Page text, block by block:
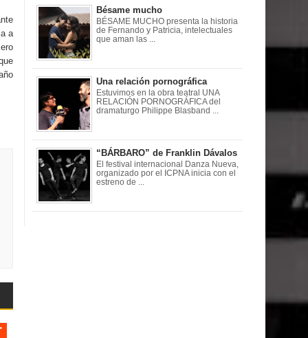
a
Bésame mucho
BÉSAME MUCHO presenta la historia
de Fernando y Patricia, intelectuales
que aman las ...
Una relación pornográfica
Estuvimos en la obra teatral UNA
RELACIÓN PORNOGRÁFICA del
dramaturgo Philippe Blasband ...
“BÁRBARO” de Franklin Dávalos
El festival internacional Danza Nueva,
organizado por el ICPNA inicia con el
estreno de ...